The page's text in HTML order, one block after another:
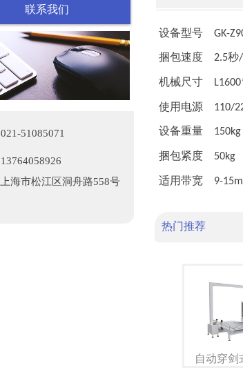
热门推荐
021-51085071
13764058926
上海市松江区洞舟路558号
联系我们
设备型号 GK-
捆包速度 2.5秒/
机械尺寸
使用电源 110/
设备重量 150kg
捆包紧度 50kg
适用带宽 9-
自动穿剑